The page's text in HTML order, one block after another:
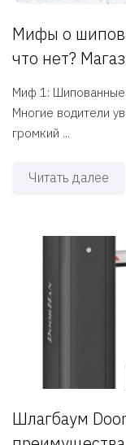
Мифы о
что нет?
Миф 1:
Многие водители
громкий ...
Читать далее
Шлагбаум